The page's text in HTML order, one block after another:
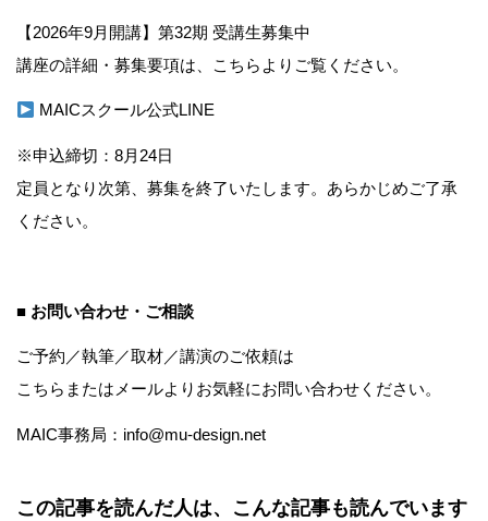
【2026年9月開講】第32期 受講生募集中
講座の詳細・募集要項は、こちらよりご覧ください。
MAICスクール公式LINE
※申込締切：8月24日
定員となり次第、募集を終了いたします。あらかじめご了承
ください。
■ お問い合わせ・ご相談
ご予約／執筆／取材／講演のご依頼は
こちら またはメールよりお気軽にお問い合わせください。
MAIC事務局：info@mu-design.net
この記事を読んだ人は、こんな記事も読んでいます